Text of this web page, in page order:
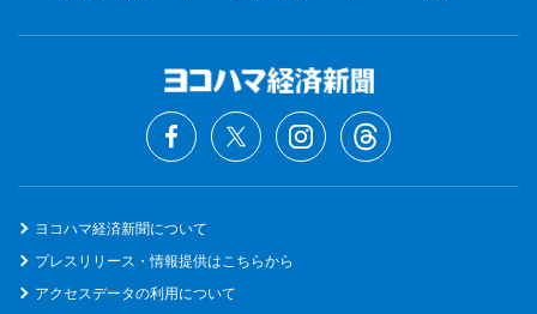
ヨコハマ経済新聞について
プレスリリース・情報提供はこちらから
アクセスデータの利用について